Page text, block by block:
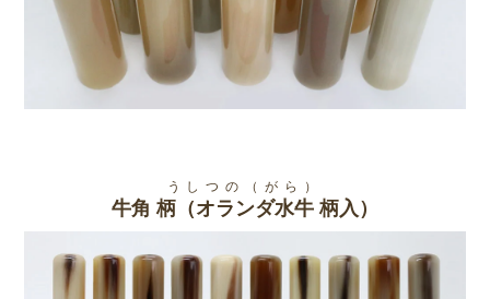
うしつの（がら）
牛角 柄（オランダ水牛 柄入）